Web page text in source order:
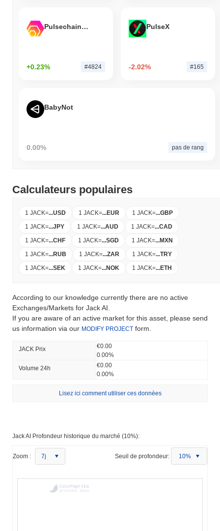
Pulsechain Bridged HEX (Pulsechain)
+0.23% #4824
PulseX
-2.02% #165
BabyNot
0.00% pas de rang
Calculateurs populaires
1 JACK=...USD 1 JACK=...EUR 1 JACK=...GBP
1 JACK=...JPY 1 JACK=...AUD 1 JACK=...CAD
1 JACK=...CHF 1 JACK=...SGD 1 JACK=...MXN
1 JACK=...RUB 1 JACK=...ZAR 1 JACK=...TRY
1 JACK=...SEK 1 JACK=...NOK 1 JACK=...ETH
According to our knowledge currently there are no active
Exchanges/Markets for Jack AI.
If you are aware of an active market for this asset, please send
us information via our MODIFY PROJECT form.
JACK Prix ​​
€0.00
0.00%
Volume 24h
€0.00
0.00%
Lisez ici comment utiliser ces données
Jack AI Profondeur historique du marché (10%):
Zoom : 7j Seuil de profondeur: 10%